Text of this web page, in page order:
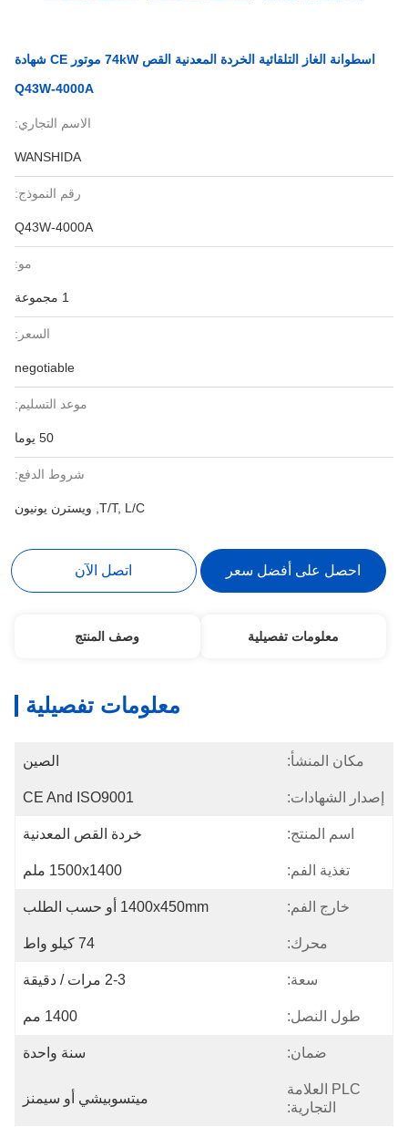
اسطوانة الغاز التلقائية الخردة المعدنية القص 74kW موتور CE شهادة
Q43W-4000A
الاسم التجاري:
WANSHIDA
رقم النموذج:
Q43W-4000A
مو:
السعر:
negotiable
موعد التسليم:
50 يوما
شروط الدفع:
T/T, L/C, ويسترن يونيون
احصل على أفضل سعر اتصل الآن
معلومات تفصيلية وصف المنتج
معلومات تفصيلية
مكان المنشأ: الصين
إصدار الشهادات: CE And ISO9001
اسم المنتج: خردة القص المعدنية
تغذية الفم: 1500x1400 ملم
خارج الفم: 1400x450mm أو حسب الطلب
محرك: 74 كيلو واط
سعة: 2-3 مرات / دقيقة
طول النصل: 1400 مم
ضمان: سنة واحدة
PLC العلامة
التجارية:
ميتسوبيشي أو سيمنز